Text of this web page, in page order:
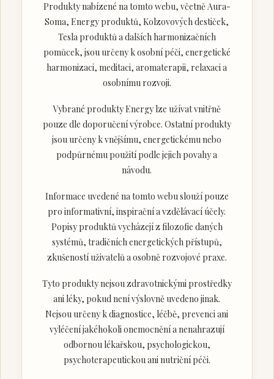
Produkty nabízené na tomto webu, včetně Aura-
Soma, Energy produktů, Kolzovových destiček,
Tesla produktů a dalších harmonizačních
pomůcek, jsou určeny k osobní péči, energetické
harmonizaci, meditaci, aromaterapii, relaxaci a
osobnímu rozvoji.
Vybrané produkty Energy lze užívat vnitřně
pouze dle doporučení výrobce. Ostatní produkty
jsou určeny k vnějšímu, energetickému nebo
podpůrnému použití podle jejich povahy a
návodu.
Informace uvedené na tomto webu slouží pouze
pro informativní, inspirační a vzdělávací účely.
Popisy produktů vycházejí z filozofie daných
systémů, tradičních energetických přístupů,
zkušeností uživatelů a osobně rozvojové praxe.
Tyto produkty nejsou zdravotnickými prostředky
ani léky, pokud není výslovně uvedeno jinak.
Nejsou určeny k diagnostice, léčbě, prevenci ani
vyléčení jakéhokoli onemocnění a nenahrazují
odbornou lékařskou, psychologickou,
psychoterapeutickou ani nutriční péči.